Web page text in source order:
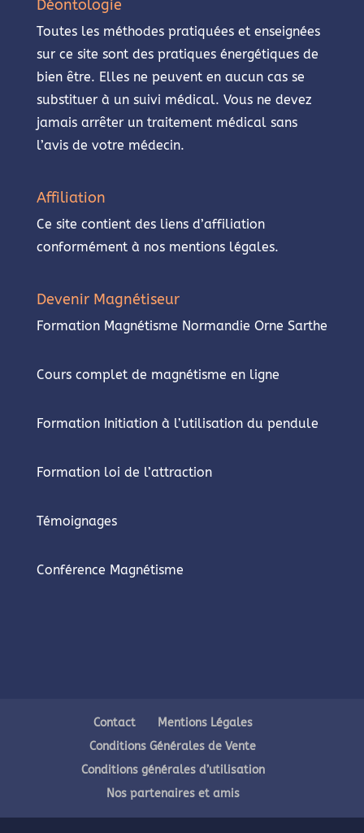
Déontologie
Toutes les méthodes pratiquées et enseignées
sur ce site sont des pratiques énergétiques de
bien être. Elles ne peuvent en aucun cas se
substituer à un suivi médical. Vous ne devez
jamais arrêter un traitement médical sans
l’avis de votre médecin.
Affiliation
Ce site contient des liens d’affiliation
conformément à nos mentions légales.
Devenir Magnétiseur
Formation Magnétisme Normandie Orne Sarthe
Cours complet de magnétisme en ligne
Formation Initiation à l’utilisation du pendule
Formation loi de l’attraction
Témoignages
Conférence Magnétisme
Contact
Mentions Légales
Conditions Générales de Vente
Conditions générales d’utilisation
Nos partenaires et amis